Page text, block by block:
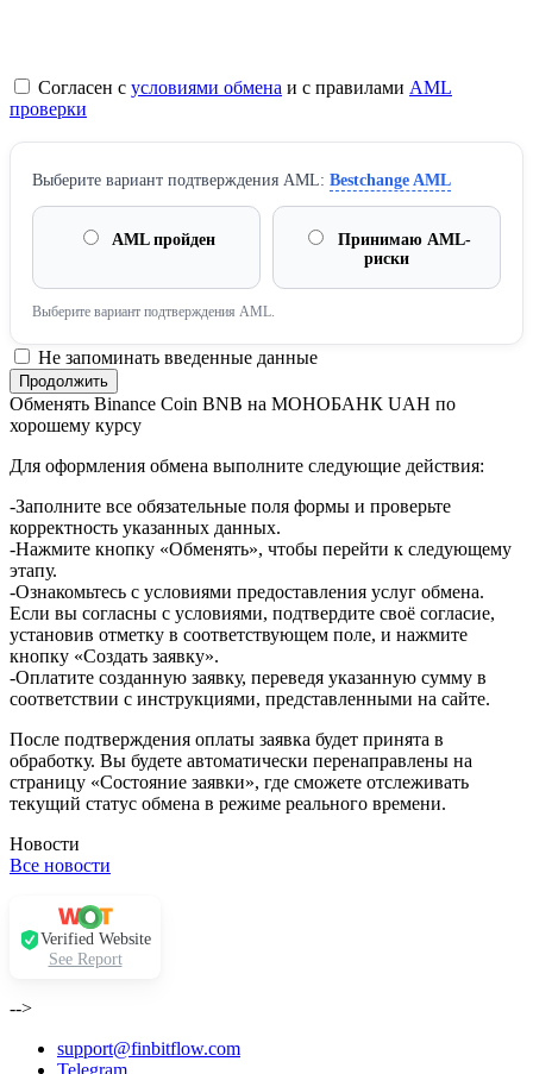
Согласен с условиями обмена и с правилами AML
проверки
Выберите вариант подтверждения AML: Bestchange AML
AML пройден
Принимаю AML-
риски
Выберите вариант подтверждения AML.
Не запоминать введенные данные
Обменять Binance Coin BNB на МОНОБАНК UAH по
хорошему курсу
Для оформления обмена выполните следующие действия:
-Заполните все обязательные поля формы и проверьте
корректность указанных данных.
-Нажмите кнопку «Обменять», чтобы перейти к следующему
этапу.
-Ознакомьтесь с условиями предоставления услуг обмена.
Если вы согласны с условиями, подтвердите своё согласие,
установив отметку в соответствующем поле, и нажмите
кнопку «Создать заявку».
-Оплатите созданную заявку, переведя указанную сумму в
соответствии с инструкциями, представленными на сайте.
После подтверждения оплаты заявка будет принята в
обработку. Вы будете автоматически перенаправлены на
страницу «Состояние заявки», где сможете отслеживать
текущий статус обмена в режиме реального времени.
Новости
Все новости
Verified Website
See Report
-->
support@finbitflow.com